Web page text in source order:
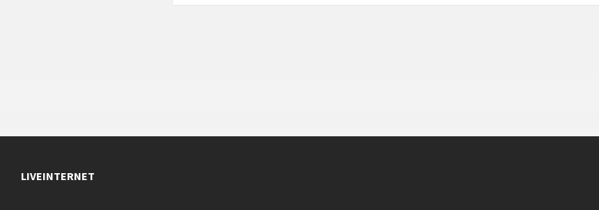
LIVEINTERNET